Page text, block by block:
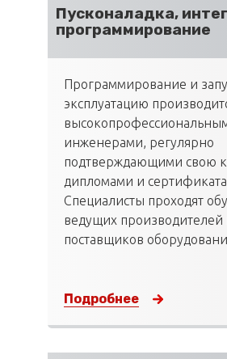
Пусконаладка,
программирование
Программирование и
эксплуатацию
инженерами, регулярно
подтверждающими свою
дипломами и
Специалисты проходят
ведущих производителей
поставщиков
Подробнее